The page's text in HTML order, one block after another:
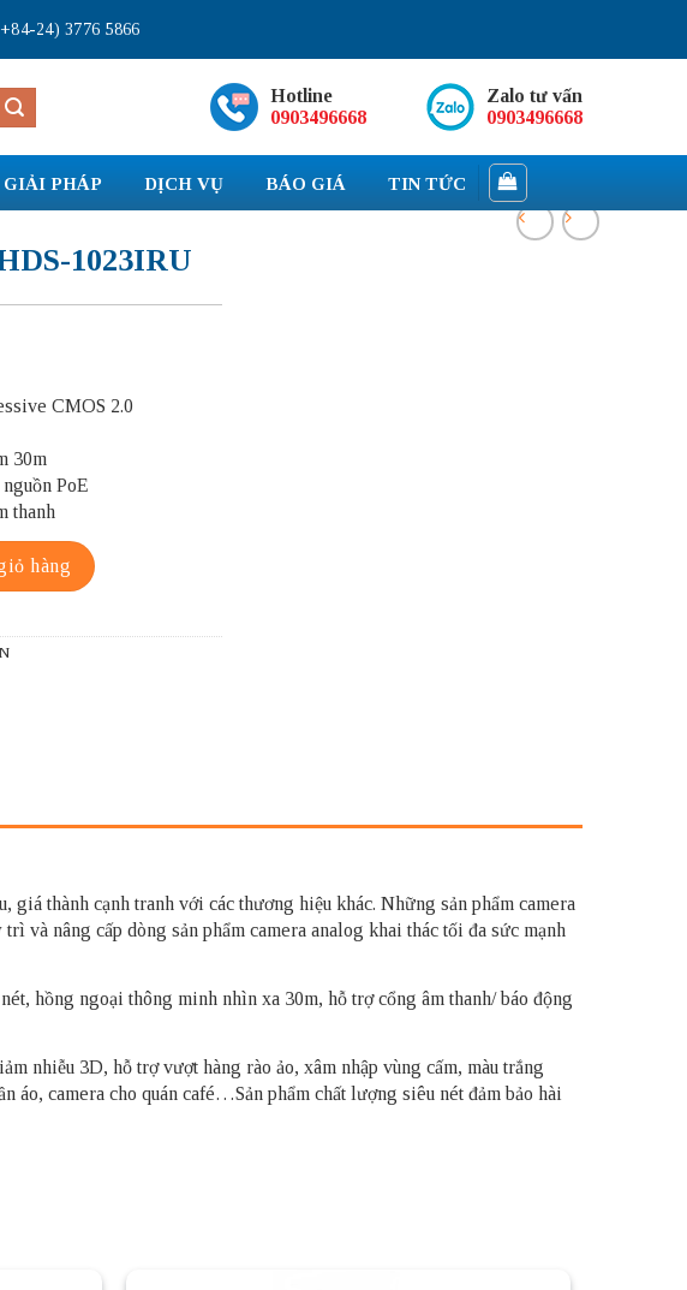
24) 3776 5866
Hotline
0903496668
Zalo tư vấn
0903496668
GIẢI PHÁP DỊCH VỤ BÁO GIÁ TIN TỨC
1023IRU
CMOS 2.0
30m
PoE
thanh
lượng
hàng
giá thành cạnh tranh với các thương hiệu khác. Những sản phẩm camera
và nâng cấp dòng sản phẩm camera analog khai thác tối đa sức mạnh
hồng ngoại thông minh nhìn xa 30m, hỗ trợ cổng âm thanh/ báo động
nhiễu 3D, hỗ trợ vượt hàng rào ảo, xâm nhập vùng cấm, màu trắng
áo, camera cho quán café…Sản phẩm chất lượng siêu nét đảm bảo hài